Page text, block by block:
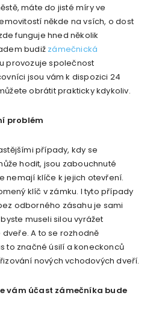
máte do jisté míry ve
někde na vsích, o dost
funguje hned několik
budiž zámečnická
provozuje společnost
jsou vám k dispozici 24
obrátit prakticky kdykoliv.
problém
případy, kdy se
hodit, jsou zabouchnuté
nemají klíče k jejich otevření.
klíč v zámku. I tyto případy
odborného zásahu je sami
museli silou vyrážet
A to se rozhodně
to značné úsilí a koneckonců
nových vchodových dveří.
vám účast zámečníka bude